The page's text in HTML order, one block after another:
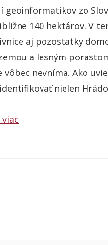
geoinformatikov zo
140 hektárov. V
aj pozostatky
a lesným
vôbec nevníma. Ako
nielen